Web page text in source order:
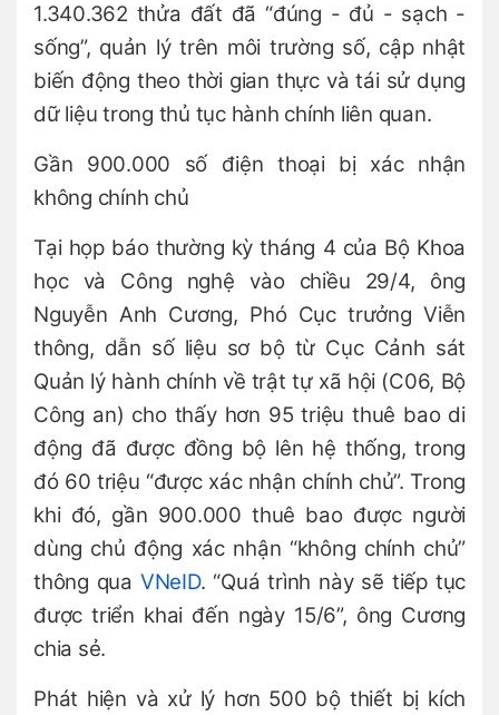
1.340.362 thửa đất đã “đúng - đủ - sạch -
sống”, quản lý trên môi trường số, cập nhật
biến động theo thời gian thực và tái sử dụng
dữ liệu trong thủ tục hành chính liên quan.
Gần 900.000 số điện thoại bị xác nhận
không chính chủ
Tại họp báo thường kỳ tháng 4 của Bộ Khoa
học và Công nghệ vào chiều 29/4, ông
Nguyễn Anh Cương, Phó Cục trưởng Viễn
thông, dẫn số liệu sơ bộ từ Cục Cảnh sát
Quản lý hành chính về trật tự xã hội (C06, Bộ
Công an) cho thấy hơn 95 triệu thuê bao di
động đã được đồng bộ lên hệ thống, trong
đó 60 triệu “được xác nhận chính chủ”. Trong
khi đó, gần 900.000 thuê bao được người
dùng chủ động xác nhận “không chính chủ”
thông qua VNeID. “Quá trình này sẽ tiếp tục
được triển khai đến ngày 15/6”, ông Cương
chia sẻ.
Phát hiện và xử lý hơn 500 bộ thiết bị kích